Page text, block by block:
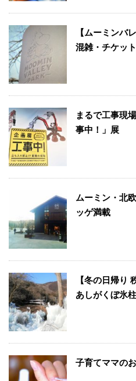
【ムーミンバ
混雑・チケッ
まるで工事現
事中！」展
ムーミン・北
ッゲ満載
【冬の日帰り
あしがくぼ氷
子育てママの